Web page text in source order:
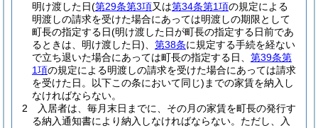
明け渡した日(第29条第3項又は第34条第1項の規定による
明渡しの請求を受けた場合にあっては明渡しの期限として
町長の指定する日(明け渡した日が町長の指定する日前であ
るときは、明け渡した日)
第38条に規定する手続を経ない
で立ち退いた場合にあっては町長の指定する日、 第39条第
1項の規定による明渡しの請求を受けた場合にあっては請求
を受けた日。以下この条において同じ) までの家賃を納入し
なければならない。
2
入居者は、毎月末日までに、その月の家賃を町長の発行す
る納入通知書により納入しなければならない。 ただし、入